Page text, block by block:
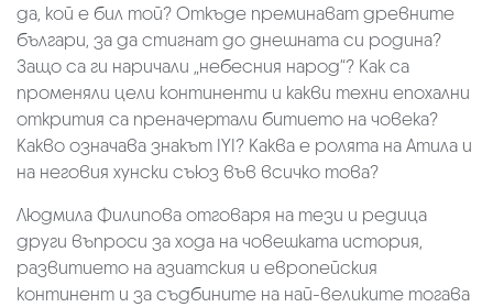
да, кой е бил той? Откъде преминават древните
българи, за да стигнат до днешната си родина?
Защо са ги наричали „небесния народ“? Как са
променяли цели континенти и какви техни епохални
открития са преначертали битието на човека?
Какво означава знакът IYI? Каква е ролята на Атила и
на неговия хунски съюз във всичко това?
Людмила Филипова отговаря на тези и редица
други въпроси за хода на човешката история,
развитието на азиатския и европейския
континент и за съдбините на най-великите тогава